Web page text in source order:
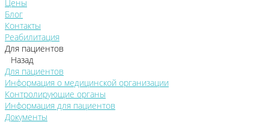
Цены
Блог
Контакты
Реабилитация
Для пациентов
Назад
Для пациентов
Информация о медицинской организации
Контролирующие органы
Информация для пациентов
Документы